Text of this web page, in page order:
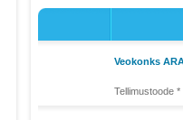
Veokonks
Tellimustoode *